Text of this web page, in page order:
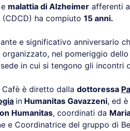
e malattia di Alzheimer afferenti
(CDCD) ha compiuto 15 anni.
e significativo anniversario
nel pomeriggio
in cui si tengono gli incontri
Cafè è diretto dalla dottoressa
in Humanitas Gavazzeni, ed
Humanitas, coordinati da
e Coordinatrice del gruppo di